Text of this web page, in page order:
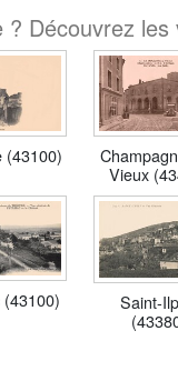
Découvrez
(43100)
Vieux
Saint-